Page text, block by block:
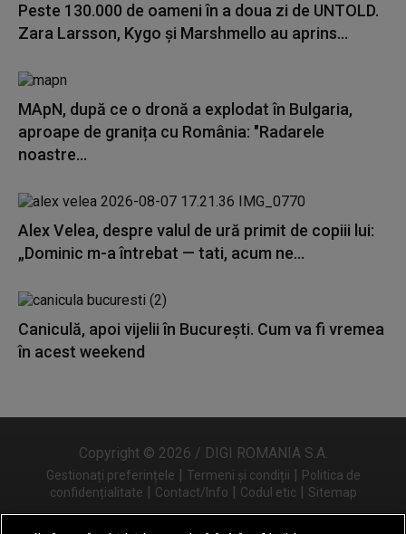
Peste 130.000 de oameni în a doua zi de UNTOLD.
Zara Larsson, Kygo și Marshmello au aprins...
MApN, după ce o dronă a explodat în Bulgaria,
aproape de granița cu România: "Radarele
noastre...
Alex Velea, despre valul de ură primit de copiii lui:
„Dominic m-a întrebat — tati, acum ne...
Caniculă, apoi vijelii în București. Cum va fi vremea
în acest weekend
Copyright © 2026 / DIGI ROMANIA S.A.
Gestionați preferințele | Termeni și condiții | Politica de
confidențialitate | Contact/Info | Codul etic | Sitemap